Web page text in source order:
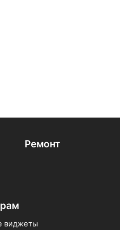
Ремонт
виджеты